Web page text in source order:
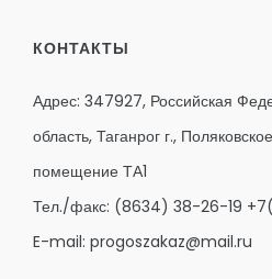
КОНТАКТЫ
Адрес: 347927, Российская
область, Таганрог г.,
помещение ТА1
Тел./факс: (8634) 38-26-19
E-mail: progoszakaz@mail.ru